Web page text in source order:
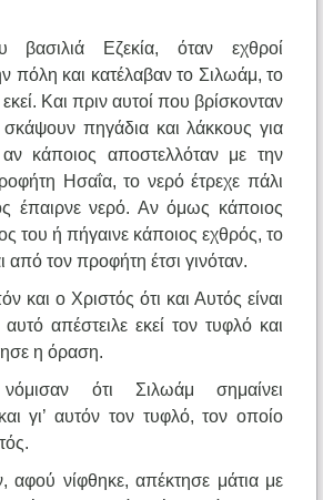
Εζεκία, όταν εχθροί
πόλη και κατέλαβαν το Σιλωάμ, το
Και πριν αυτοί που βρίσκονταν
πηγάδια και λάκκους για
κάποιος αποστελλόταν με την
Ησαΐα, το νερό έτρεχε πάλι
έπαιρνε νερό. Αν όμως κάποιος
του ή πήγαινε κάποιος εχθρός, το
από τον προφήτη έτσι γινόταν.
και ο Χριστός ότι και Αυτός είναι
απέστειλε εκεί τον τυφλό και
η όραση.
ότι Σιλωάμ σημαίνει
γι’ αυτόν τον τυφλό, τον οποίο
αφού νίφθηκε, απέκτησε μάτια με